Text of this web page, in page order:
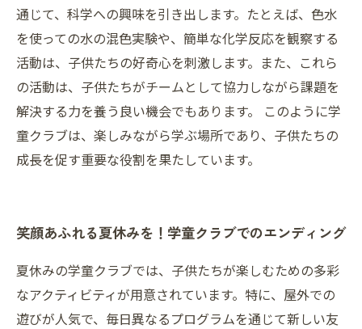
通じて、科学への興味を引き出します。たとえば、色水
を使っての水の混色実験や、簡単な化学反応を観察する
活動は、子供たちの好奇心を刺激します。また、これら
の活動は、子供たちがチームとして協力しながら課題を
解決する力を養う良い機会でもあります。 このように学
童クラブは、楽しみながら学ぶ場所であり、子供たちの
成長を促す重要な役割を果たしています。
笑顔あふれる夏休みを！学童クラブでのエンディング
夏休みの学童クラブでは、子供たちが楽しむための多彩
なアクティビティが用意されています。特に、屋外での
遊びが人気で、毎日異なるプログラムを通じて新しい友